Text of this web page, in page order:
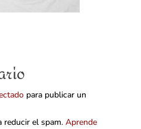
para publicar un
reducir el spam. Aprende